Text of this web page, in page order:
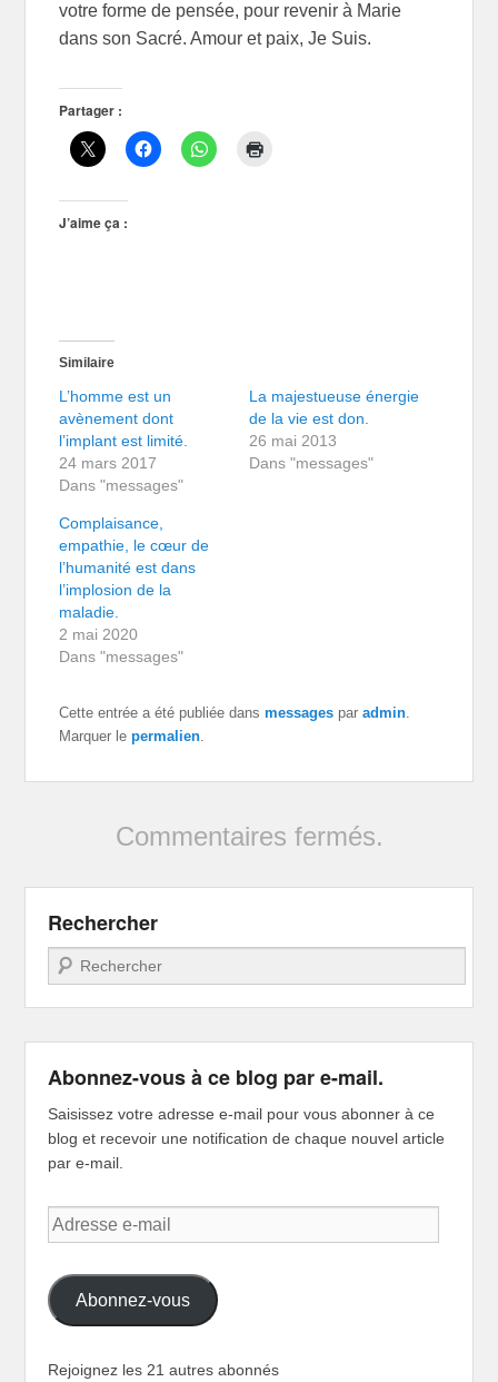
votre forme de pensée, pour revenir à Marie
dans son Sacré. Amour et paix, Je Suis.
Partager :
J’aime ça :
Similaire
L’homme est un
avènement dont
l’implant est limité.
24 mars 2017
Dans "messages"
La majestueuse énergie
de la vie est don.
26 mai 2013
Dans "messages"
Complaisance,
empathie, le cœur de
l’humanité est dans
l’implosion de la
maladie.
2 mai 2020
Dans "messages"
Cette entrée a été publiée dansmessages paradmin.
Marquer lepermalien.
Commentaires fermés.
Rechercher
Recherche
Abonnez-vous à ce blog par e-mail.
Saisissez votre adresse e-mail pour vous abonner à ce
blog et recevoir une notification de chaque nouvel article
par e-mail.
Adresse
e-
Abonnez-vous
Rejoignez les 21 autres abonnés